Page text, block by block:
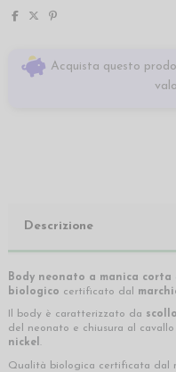
Acquista questo
Descrizione
Body neonato a manica corta
biologico certificato dal
Il body è caratterizzato da
del neonato e chiusura al cavallo
nickel .
Qualità biologica certificata dal